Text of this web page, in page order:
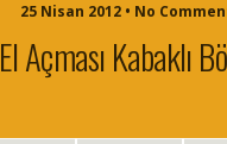
25 Nisan 2012 • No
El Açması Kabaklı